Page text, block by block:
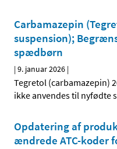
Carbamazepin
suspension);
spædbørn
|9. januar 2026 |
Tegretol (carbamazepin)
ikke anvendes til nyfødte
Opdatering af
ændrede ATC-koder